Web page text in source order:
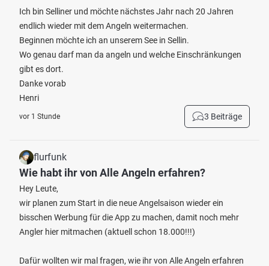
Ich bin Selliner und möchte nächstes Jahr nach 20 Jahren
endlich wieder mit dem Angeln weitermachen.
Beginnen möchte ich an unserem See in Sellin.
Wo genau darf man da angeln und welche Einschränkungen
gibt es dort.
Danke vorab
Henri
vor 1 Stunde 3 Beiträge
flurfunk
Wie habt ihr von Alle Angeln erfahren?
Hey Leute,
wir planen zum Start in die neue Angelsaison wieder ein
bisschen Werbung für die App zu machen, damit noch mehr
Angler hier mitmachen (aktuell schon 18.000!!!)
Dafür wollten wir mal fragen, wie ihr von Alle Angeln erfahren